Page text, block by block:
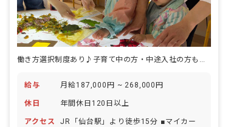
給与 月給187,000円 ~ 268,000円
休日 年間休日120日以上
アクセス
JR「仙台駅」より徒歩15分 ■マイカー